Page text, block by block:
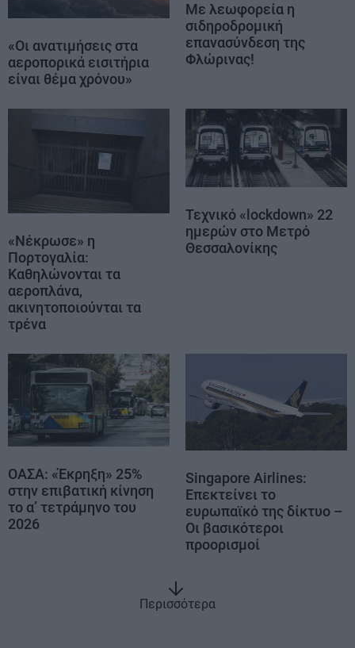
«Οι ανατιμήσεις στα
αεροπορικά εισιτήρια
είναι θέμα χρόνου»
Με λεωφορεία η
σιδηροδρομική
επανασύνδεση της
Φλώρινας!
«Νέκρωσε» η
Πορτογαλία:
Καθηλώνονται τα
αεροπλάνα,
ακινητοποιούνται τα
τρένα
Τεχνικό «lockdown» 22
ημερών στο Μετρό
Θεσσαλονίκης
ΟΑΣΑ: «Έκρηξη» 25%
στην επιβατική κίνηση
το α’ τετράμηνο του
2026
Singapore Airlines:
Επεκτείνει το
ευρωπαϊκό της δίκτυο –
Οι βασικότεροι
προορισμοί
Περισσότερα